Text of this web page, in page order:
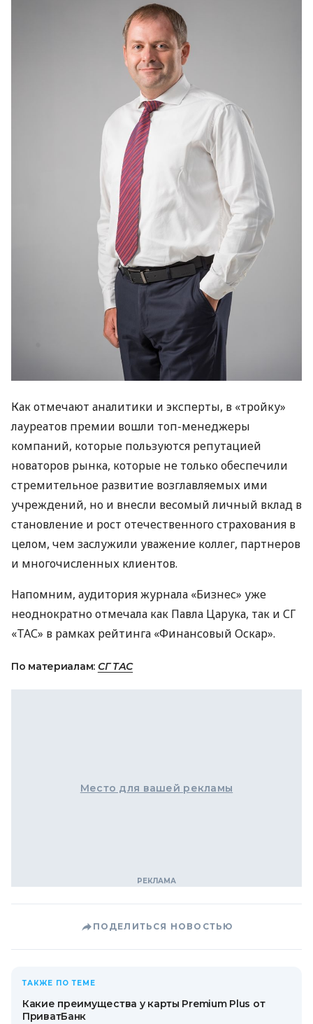
Как отмечают аналитики и эксперты, в «тройку»
лауреатов премии вошли топ-менеджеры
компаний, которые пользуются репутацией
новаторов рынка, которые не только обеспечили
стремительное развитие возглавляемых ими
учреждений, но и внесли весомый личный вклад в
становление и рост отечественного страхования в
целом, чем заслужили уважение коллег, партнеров
и многочисленных клиентов.
Напомним, аудитория журнала «Бизнес» уже
неоднократно отмечала как Павла Царука, так и СГ
«ТАС» в рамках рейтинга «Финансовый Оскар».
По материалам: СГ ТАС
Место для вашей рекламы
ПОДЕЛИТЬСЯ НОВОСТЬЮ
ТАКЖЕ ПО ТЕМЕ
Какие преимущества у карты Premium Plus от
ПриватБанк